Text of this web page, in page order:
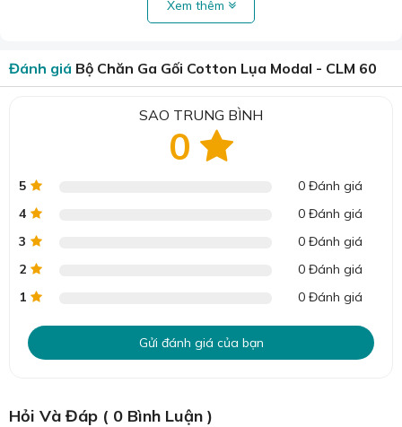
2 x Vỏ gối nằm: 50 x 70
1 x Vỏ gối ôm: 35 x 100
Trọn bộ ga phủ 7 món gồm :
1 x Chăn ruột bông
4 x Vỏ gối nằm: 50 x 70
1 x Vỏ gối ôm: 35 x 100
Xem thêm
Đánh giá Bộ Chăn Ga Gối Cotton Lụa Modal - CLM 60
SAO TRUNG BÌNH
0
5
0 Đánh giá
4
0 Đánh giá
3
0 Đánh giá
2
0 Đánh giá
1
0 Đánh giá
Gửi đánh giá của bạn
Hỏi Và Đáp ( 0 Bình Luận )